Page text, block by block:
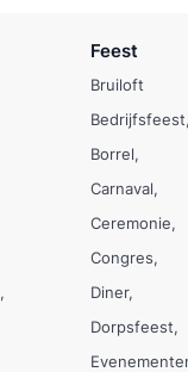
Feest
Bruiloft
Bedrijfsfeest
Borrel
Carnaval
Ceremonie
Congres
Diner
Dorpsfeest